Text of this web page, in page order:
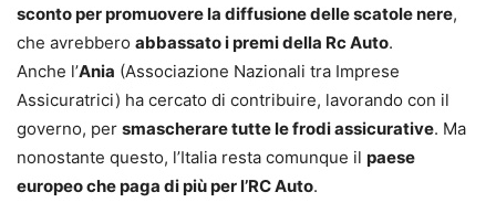
sconto per promuovere la diffusione delle scatole nere,
che avrebbero abbassato i premi della Rc Auto.
Anche l’Ania (Associazione Nazionali tra Imprese
Assicuratrici) ha cercato di contribuire, lavorando con il
governo, per smascherare tutte le frodi assicurative. Ma
nonostante questo, l’Italia resta comunque il paese
europeo che paga di più per l’RC Auto.